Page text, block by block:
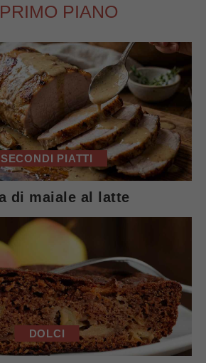
PIANO
SECONDI PIATTI
di maiale al latte
DOLCI